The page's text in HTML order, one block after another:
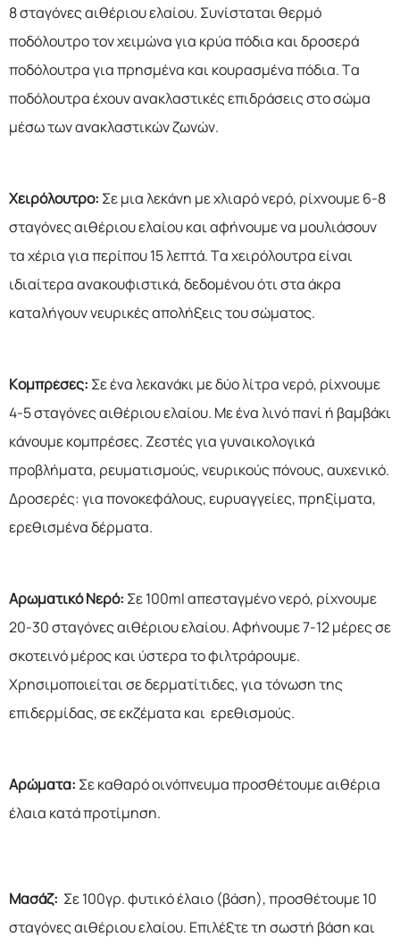
8 σταγόνες αιθέριου ελαίου. Συνίσταται θερμό
ποδόλουτρο τον χειμώνα για κρύα πόδια και δροσερά
ποδόλουτρα για πρησμένα και κουρασμένα πόδια. Τα
ποδόλουτρα έχουν ανακλαστικές επιδράσεις στο σώμα
μέσω των ανακλαστικών ζωνών.
Χειρόλουτρο: Σε μια λεκάνη με χλιαρό νερό, ρίχνουμε 6-8
σταγόνες αιθέριου ελαίου και αφήνουμε να μουλιάσουν
τα χέρια για περίπου 15 λεπτά. Τα χειρόλουτρα είναι
ιδιαίτερα ανακουφιστικά, δεδομένου ότι στα άκρα
καταλήγουν νευρικές απολήξεις του σώματος.
Κομπρέσες: Σε ένα λεκανάκι με δύο λίτρα νερό, ρίχνουμε
4-5 σταγόνες αιθέριου ελαίου. Με ένα λινό πανί ή βαμβάκι
κάνουμε κομπρέσες. Ζεστές για γυναικολογικά
προβλήματα, ρευματισμούς, νευρικούς πόνους, αυχενικό.
Δροσερές: για πονοκεφάλους, ευρυαγγείες, πρηξίματα,
ερεθισμένα δέρματα.
Αρωματικό Νερό: Σε 100ml απεσταγμένο νερό, ρίχνουμε
20-30 σταγόνες αιθέριου ελαίου. Αφήνουμε 7-12 μέρες σε
σκοτεινό μέρος και ύστερα το φιλτράρουμε.
Χρησιμοποιείται σε δερματίτιδες, για τόνωση της
επιδερμίδας, σε εκζέματα και ερεθισμούς.
Αρώματα: Σε καθαρό οινόπνευμα προσθέτουμε αιθέρια
έλαια κατά προτίμηση.
Μασάζ: Σε 100γρ. φυτικό έλαιο (βάση), προσθέτουμε 10
σταγόνες αιθέριου ελαίου. Επιλέξτε τη σωστή βάση και